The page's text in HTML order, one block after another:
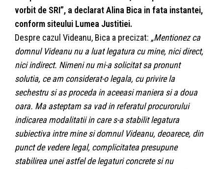
vorbit de SRI”, a declarat Alina Bica in fata instantei,
conform siteului Lumea Justitiei.
Despre cazul Videanu, Bica a precizat: „Mentionez ca
domnul Videanu nu a luat legatura cu mine, nici direct,
nici indirect. Nimeni nu mi-a solicitat sa pronunt
solutia, ce am considerat-o legala, cu privire la
sechestru si as proceda in aceeasi maniera si a doua
oara. Ma asteptam sa vad in referatul procurorului
indicarea modalitatii in care s-a stabilit legatura
subiectiva intre mine si domnul Videanu, deoarece, din
punct de vedere legal, complicitatea presupune
stabilirea unei astfel de legaturi concrete si nu